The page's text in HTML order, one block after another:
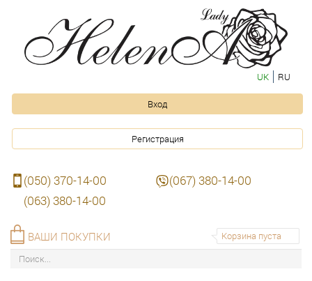
UK RU
Вход
Регистрация
(050) 370-14-00
(067) 380-14-00
(063) 380-14-00
Корзина пуста
ВАШИ ПОКУПКИ